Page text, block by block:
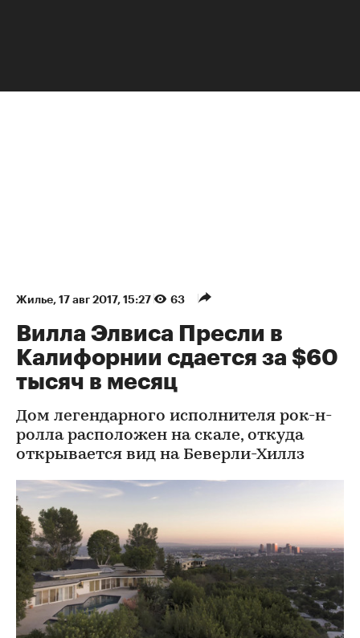
Жилье⁠, 17 авг 2017, 15:27 63
Вилла Элвиса Пресли в
Калифорнии сдается за $60
тысяч в месяц
Дом легендарного исполнителя рок-н-
ролла расположен на скале, откуда
открывается вид на Беверли-Хиллз